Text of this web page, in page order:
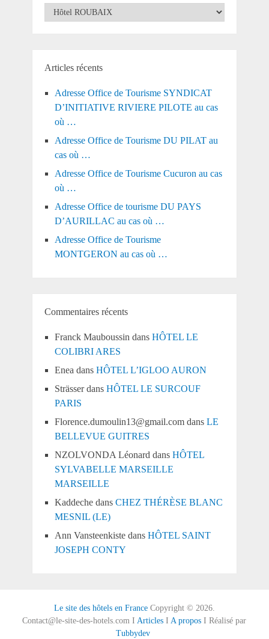
Catégories
Articles récents
Adresse Office de Tourisme SYNDICAT
D’INITIATIVE RIVIERE PILOTE au cas
où …
Adresse Office de Tourisme DU PILAT au
cas où …
Adresse Office de Tourisme Cucuron au cas
où …
Adresse Office de tourisme DU PAYS
D’AURILLAC au cas où …
Adresse Office de Tourisme
MONTGERON au cas où …
Commentaires récents
Franck Mauboussin dans HÔTEL LE
COLIBRI ARES
Enea dans HÔTEL L’IGLOO AURON
Strässerdans HÔTEL LE SURCOUF
PARIS
Florence.dumoulin13@gmail.comdans LE
BELLEVUE GUITRES
NZOLVONDA Léonard dans HÔTEL
SYLVABELLE MARSEILLE
MARSEILLE
Kaddechedans CHEZ THÉRÈSE BLANC
MESNIL (LE)
Ann Vansteenkistedans HÔTEL SAINT
JOSEPH CONTY
Le site des hôtels en FranceCopyright © 2026.
Contact@le-site-des-hotels.com IArticles IA propos I Réalisé par
Tubbydev